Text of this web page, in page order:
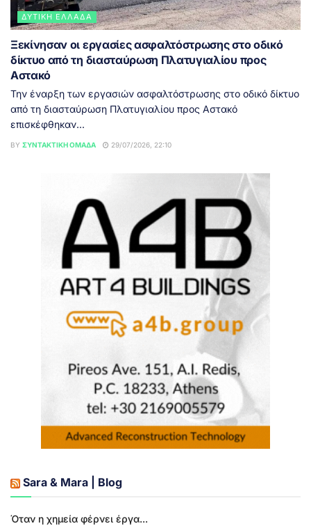
ΔΥΤΙΚΉ ΕΛΛΆΔΑ
Ξεκίνησαν οι εργασίες ασφαλτόστρωσης στο οδικό
δίκτυο από τη διασταύρωση Πλατυγιαλίου προς
Αστακό
Την έναρξη των εργασιών ασφαλτόστρωσης στο οδικό δίκτυο
από τη διασταύρωση Πλατυγιαλίου προς Αστακό
επισκέφθηκαν...
BY ΣΥΝΤΑΚΤΙΚΉ ΟΜΆΔΑ 29/07/2026, 22:10
Sara & Mara | Blog
Όταν η χημεία φέρνει έργα...